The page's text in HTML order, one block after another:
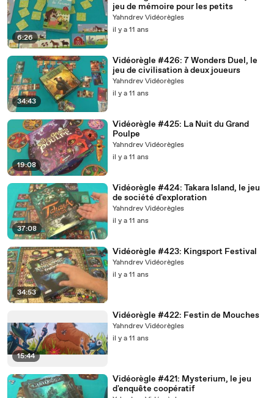
6:26
jeu de mémoire pour les petits
Yahndrev Vidéorègles
il y a 11 ans
34:43
Vidéorègle #426: 7 Wonders Duel, le
jeu de civilisation à deux joueurs
Yahndrev Vidéorègles
il y a 11 ans
19:08
Vidéorègle #425: La Nuit du Grand
Poulpe
Yahndrev Vidéorègles
il y a 11 ans
37:08
Vidéorègle #424: Takara Island, le jeu
de société d'exploration
Yahndrev Vidéorègles
il y a 11 ans
34:53
Vidéorègle #423: Kingsport Festival
Yahndrev Vidéorègles
il y a 11 ans
15:44
Vidéorègle #422: Festin de Mouches
Yahndrev Vidéorègles
il y a 11 ans
Vidéorègle #421: Mysterium, le jeu
d'enquête coopératif